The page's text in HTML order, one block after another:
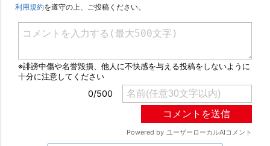
利用規約を遵守の上、ご投稿ください。